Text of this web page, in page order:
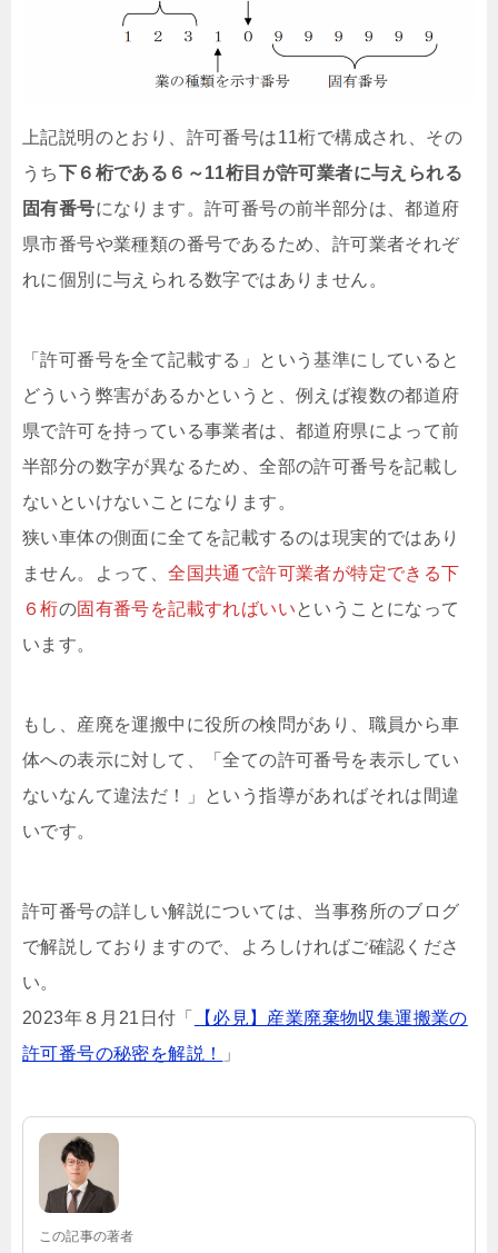
上記説明のとおり、許可番号は11桁で構成され、その
うち下６桁である６～11桁目が許可業者に与えられる
固有番号になります。許可番号の前半部分は、都道府
県市番号や業種類の番号であるため、許可業者それぞ
れに個別に与えられる数字ではありません。
「許可番号を全て記載する」という基準にしていると
どういう弊害があるかというと、例えば複数の都道府
県で許可を持っている事業者は、都道府県によって前
半部分の数字が異なるため、全部の許可番号を記載し
ないといけないことになります。
狭い車体の側面に全てを記載するのは現実的ではあり
ません。よって、全国共通で許可業者が特定できる下
６桁の固有番号を記載すればいいということになって
います。
もし、産廃を運搬中に役所の検問があり、職員から車
体への表示に対して、「全ての許可番号を表示してい
ないなんて違法だ！」という指導があればそれは間違
いです。
許可番号の詳しい解説については、当事務所のブログ
で解説しておりますので、よろしければご確認くださ
い。
2023年８月21日付「
【必見】産業廃棄物収集運搬業の
許可番号の秘密を解説！
」
この記事の著者